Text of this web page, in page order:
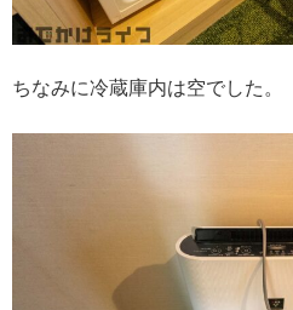
ちなみに冷蔵庫内は空でした。